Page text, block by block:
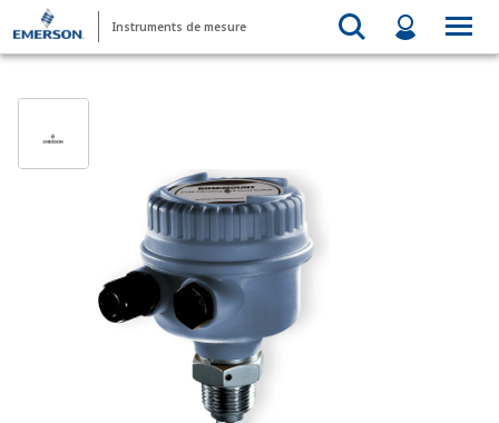
Instruments de mesure